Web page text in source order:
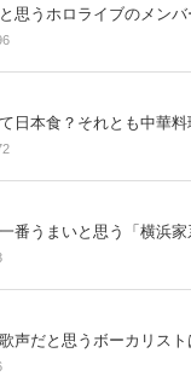
思うホロライブのメンバ
日本食？それとも中華料
番うまいと思う「横浜
声だと思うボーカリスト